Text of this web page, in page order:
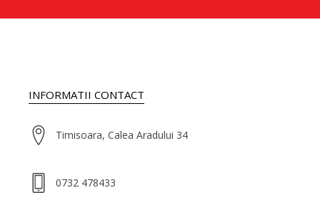
INFORMATII CONTACT
Timisoara, Calea Aradului 34
0732 478433